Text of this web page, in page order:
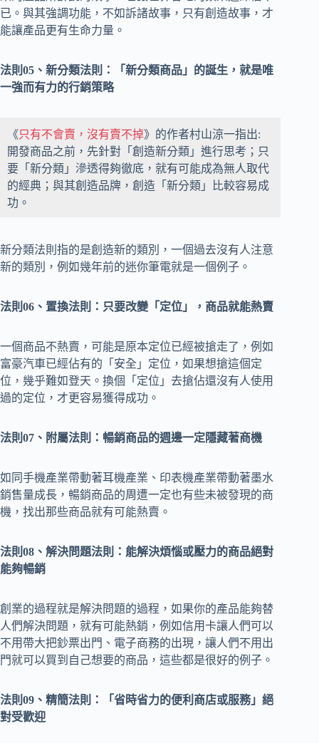
已。與其強調功能，不如訴諸故事，只有創造故事，才
能讓產品更有生命力量。
法則05、新分類法則：「新分類商品」的誕生，就是唯
一強而有力的行銷策略
《只有不會賣，沒有賣不掉》的作者村山涼一指出:
開發商品之前，先針對「創造新分類」進行思考；只
要「新分類」滲透得夠徹底，就有可能成為無人取代
的經典；與其創造品牌，創造「新分類」比較容易成
功。
新分類法則指的是創造新的類別，一個過去沒有人注意
新的類別，例如幾年前的迷你筆電就是一個例子。
法則06、置換法則：只要改變「定位」，商品就能熱賣
一個商品不熱賣，可能是原本定位已經被搶走了，例如
富豪汽車已經佔有的「安全」定位，如果想搶這個定
位，幾乎難如登天。換個「定位」去搶佔還沒有人使用
過的定位，才更容易獲得成功。
法則07、附屬法則：暢銷商品的週邊一定隱藏著商機
如同手機產業帶動著耳機產業、印表機產業帶動著墨水
銷售量成長，暢銷商品的周遭一定也有些未被發現的商
機，找出那些商品就有可能熱賣。
法則08、解決問題法則：能解決煩惱或壓力的商品絕對
能夠暢銷
創業的過程就是解決問題的過程，如果你的產品能夠替
人們解決問題，就有可能熱銷，例如信用卡讓人們可以
不用帶大把鈔票出門、電子商務的出現，讓人們不用出
門就可以買到自己想要的商品，這些都是很好的例子。
法則09、精簡法則：「省時省力的便利商店或服務」絕
對受歡迎